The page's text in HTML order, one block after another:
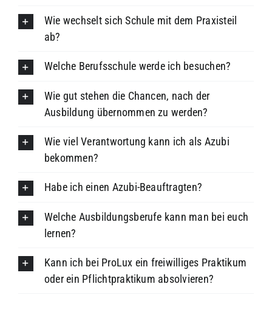
Wie wechselt sich Schule mit dem Praxisteil
ab?
Welche Berufsschule werde ich besuchen?
Wie gut stehen die Chancen, nach der
Ausbildung übernommen zu werden?
Wie viel Verantwortung kann ich als Azubi
bekommen?
Habe ich einen Azubi-Beauftragten?
Welche Ausbildungsberufe kann man bei euch
lernen?
Kann ich bei ProLux ein freiwilliges Praktikum
oder ein Pflichtpraktikum absolvieren?